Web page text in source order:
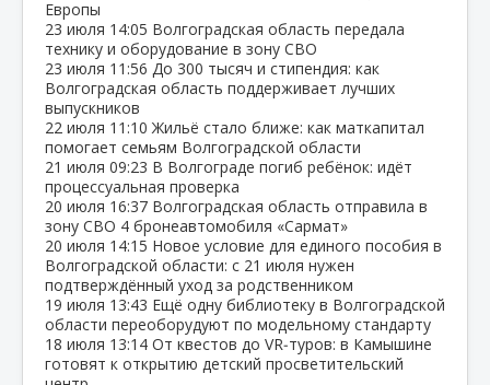
Европы
23 июля 14:05 Волгоградская область передала
технику и оборудование в зону СВО
23 июля 11:56 До 300 тысяч и стипендия: как
Волгоградская область поддерживает лучших
выпускников
22 июля 11:10 Жильё стало ближе: как маткапитал
помогает семьям Волгоградской области
21 июля 09:23 В Волгограде погиб ребёнок: идёт
процессуальная проверка
20 июля 16:37 Волгоградская область отправила в
зону СВО 4 бронеавтомобиля «Сармат»
20 июля 14:15 Новое условие для единого пособия в
Волгоградской области: с 21 июля нужен
подтверждённый уход за родственником
19 июля 13:43 Ещё одну библиотеку в Волгоградской
области переоборудуют по модельному стандарту
18 июля 13:14 От квестов до VR‑туров: в Камышине
готовят к открытию детский просветительский